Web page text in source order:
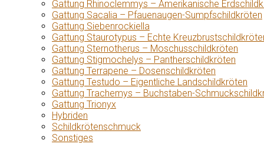
Gattung Rhinoclemmys – Amerikanische
Gattung Sacalia – Pfauenaugen-Sumpfschildkröten
Gattung Siebenrockiella
Gattung Staurotypus – Echte
Gattung Sternotherus – Moschusschildkröten
Gattung Stigmochelys – Pantherschildkröten
Gattung Terrapene – Dosenschildkröten
Gattung Testudo – Eigentliche Landschildkröten
Gattung Trachemys – Buchstaben-
Gattung Trionyx
Hybriden
Schildkrötenschmuck
Sonstiges